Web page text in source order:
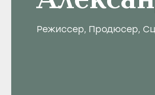
Режиссер, Продюсер,